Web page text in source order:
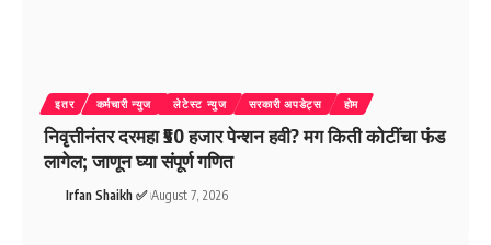
इतर कर्मचारी न्युज लेटेस्ट न्युज सरकारी अपडेट्स होम
निवृत्तीनंतर दरमहा ₹50 हजार पेन्शन हवी? मग किती कोटींचा फंड
लागेल; जाणून घ्या संपूर्ण गणित
Irfan Shaikh ✅ August 7, 2026